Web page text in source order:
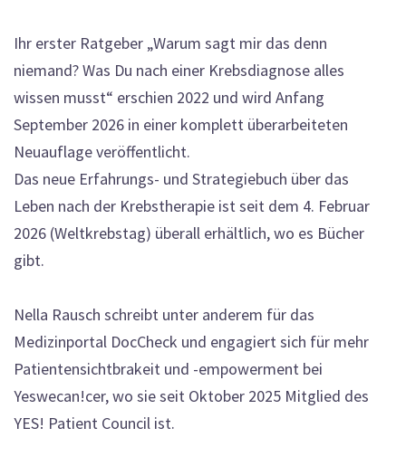
Ihr erster Ratgeber „Warum sagt mir das denn
niemand? Was Du nach einer Krebsdiagnose alles
wissen musst“ erschien 2022 und wird Anfang
September 2026 in einer komplett überarbeiteten
Neuauflage veröffentlicht.
Das neue Erfahrungs- und Strategiebuch über das
Leben nach der Krebstherapie ist seit dem 4. Februar
2026 (Weltkrebstag) überall erhältlich, wo es Bücher
gibt.
Nella Rausch schreibt unter anderem für das
Medizinportal DocCheck und engagiert sich für mehr
Patientensichtbrakeit und -empowerment bei
Yeswecan!cer, wo sie seit Oktober 2025 Mitglied des
YES! Patient Council ist.